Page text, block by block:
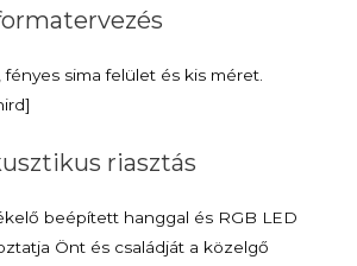
fényes sima felület és kis méret.
riasztás
beépített hanggal és RGB LED
Önt és családját a közelgő